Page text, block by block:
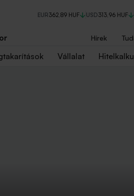
EUR362,89 HUF USD313,96 HUF
Hírek
Vállalat